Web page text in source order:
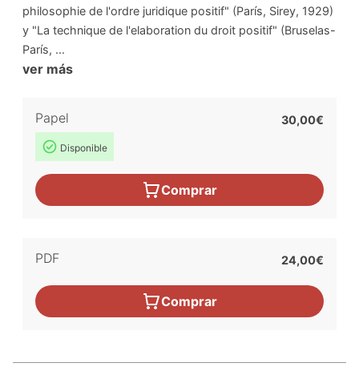
philosophie de l'ordre juridique positif" (París, Sirey, 1929)
y "La technique de l'elaboration du droit positif" (Bruselas-
París, ...
ver más
Papel
Disponible
30,00€
Comprar
PDF 24,00€
Comprar